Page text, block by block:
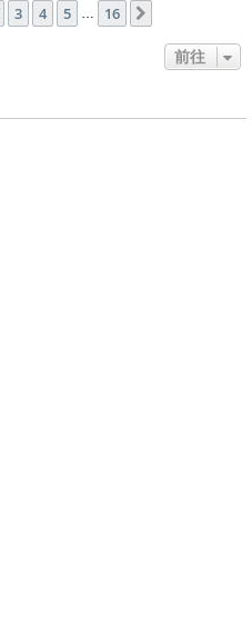
(共 16頁)
3 4 5 16
前往